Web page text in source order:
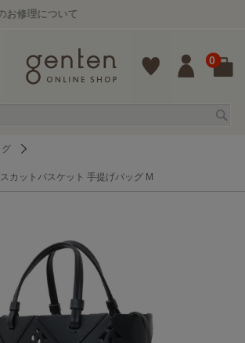
理について
0
カットバスケット 手提げバッグ M